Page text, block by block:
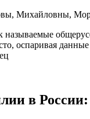
Михайловны,
оспаривая
в России: